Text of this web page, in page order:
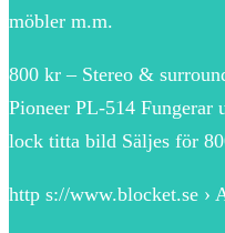
möbler m.m.
800 kr – Stereo &
Pioneer PL-514
lock titta bild Säljes för
http s://www.blocket.se ›